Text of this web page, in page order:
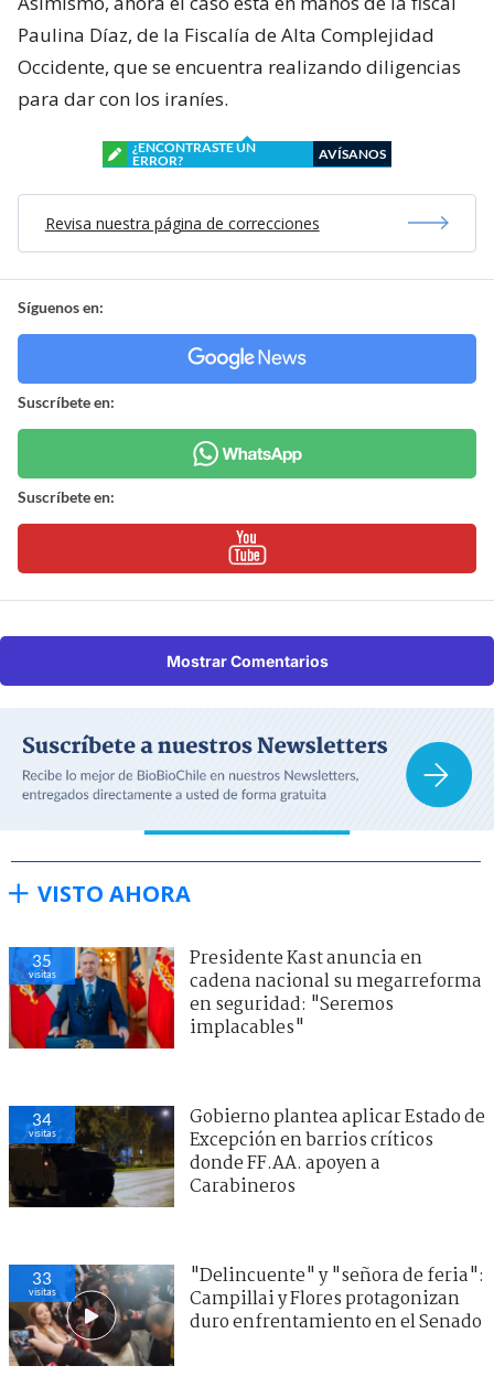
Paulina Díaz, de la Fiscalía de Alta Complejidad
Occidente, que se encuentra realizando diligencias
para dar con los iraníes.
¿ENCONTRASTE UN
ERROR?
AVÍSANOS
Revisa nuestra página de correcciones
Síguenos en:
Suscríbete en:
Suscríbete en:
Mostrar Comentarios
VISTO AHORA
35
visitas
Presidente Kast anuncia en
cadena nacional su megarreforma
en seguridad: "Seremos
implacables"
34
visitas
Gobierno plantea aplicar Estado de
Excepción en barrios críticos
donde FF.AA. apoyen a
Carabineros
33
visitas
"Delincuente" y "señora de feria":
Campillai y Flores protagonizan
duro enfrentamiento en el Senado